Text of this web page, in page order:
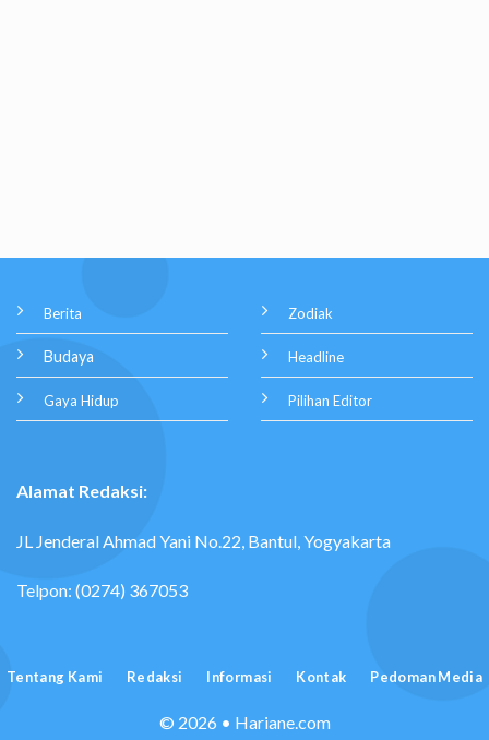
Berita
Budaya
Gaya Hidup
Zodiak
Headline
Pilihan Editor
Alamat Redaksi:
JL Jenderal Ahmad Yani No.22, Bantul, Yogyakarta
Telpon: (0274) 367053
Tentang Kami Redaksi Informasi Kontak Pedoman Media
© 2026 • Hariane.com